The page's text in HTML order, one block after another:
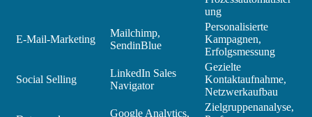
ung
E-Mail-Marketing
Mailchimp,
SendinBlue
Personalisierte
Kampagnen,
Erfolgsmessung
Social Selling
LinkedIn Sales
Navigator
Gezielte
Kontaktaufnahme,
Netzwerkaufbau
Google Analytics,
Zielgruppenanalyse,